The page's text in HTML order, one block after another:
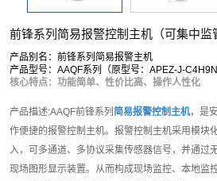
前锋系列简易报警控制主机（可集中监
产品别名：前锋系列简易报警主机
产品型号：AAQF系列（原型号：APEZ-J-
核心特点：功能简单、性价比高、操作人性化
产品描述:AAQF前锋系列 简易报警控制主机，是
作便捷的报警控制主机。报警控制主机采用模块
入，可多通道、多协议采集传感器信号，并通过
现场图形显示装置。从而构成现场监控、本地监